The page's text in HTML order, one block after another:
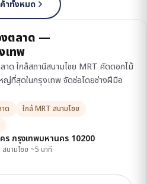
าทั้งหมด
งตลาด —
เทพ
ด ใกล้สถานีสนามไชย MRT คัดดอกไม้
ญ่ที่สุดในกรุงเทพ จัดช่อโดยช่างฝีมือ
ด
ใกล้ MRT สนามไชย
ร กรุงเทพมหานคร 10200
นามไชย ~5 นาที